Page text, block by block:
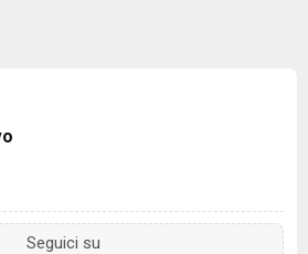
Seguici su